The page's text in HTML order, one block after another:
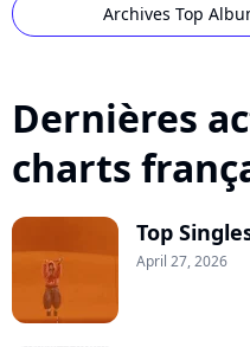
Archives Top
Dernières
charts
Top
April 27, 2026